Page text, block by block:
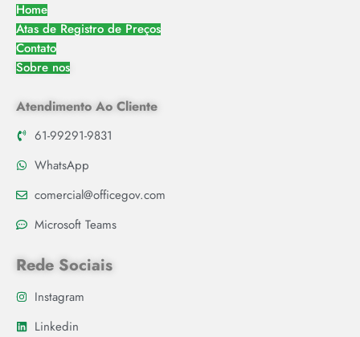
Home
Atas de Registro de Preços
Contato
Sobre nos
Atendimento Ao Cliente
61-99291-9831
WhatsApp
comercial@officegov.com
Microsoft Teams
Rede Sociais
Instagram
Linkedin